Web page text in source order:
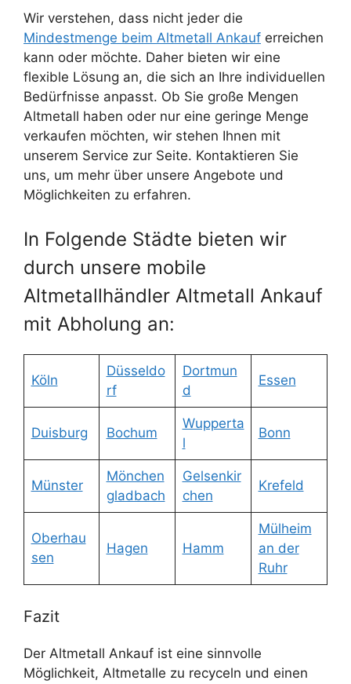
Wir verstehen, dass nicht jeder die
Mindestmenge beim Altmetall Ankauf erreichen
kann oder möchte. Daher bieten wir eine
flexible Lösung an, die sich an Ihre individuellen
Bedürfnisse anpasst. Ob Sie große Mengen
Altmetall haben oder nur eine geringe Menge
verkaufen möchten, wir stehen Ihnen mit
unserem Service zur Seite. Kontaktieren Sie
uns, um mehr über unsere Angebote und
Möglichkeiten zu erfahren.
In Folgende Städte bieten wir
durch unsere mobile
Altmetallhändler Altmetall Ankauf
mit Abholung an:
Köln
Düsseldo
rf
Dortmun
d
Essen
Duisburg Bochum
Wupperta
l
Bonn
Münster
Mönchen
gladbach
Gelsenkir
chen
Krefeld
Oberhau
sen
Hagen Hamm
Mülheim
an der
Ruhr
Fazit
Der Altmetall Ankauf ist eine sinnvolle
Möglichkeit, Altmetalle zu recyceln und einen